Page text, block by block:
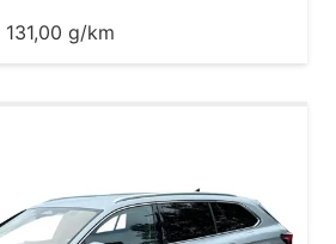
131,00 g/km